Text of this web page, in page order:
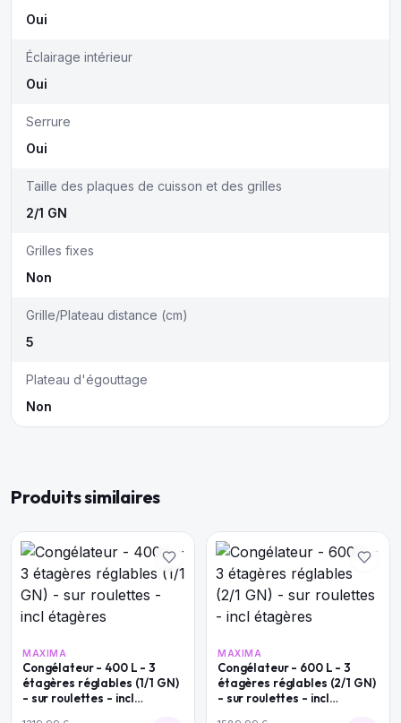
Oui
Éclairage intérieur
Oui
Serrure
Oui
Taille des plaques de cuisson et des grilles
2/1 GN
Grilles fixes
Non
Grille/Plateau distance (cm)
5
Plateau d'égouttage
Non
Produits similaires
MAXIMA
Congélateur - 400 L - 3
étagères réglables (1/1 GN)
- sur roulettes - incl
MAXIMA
Congélateur - 600 L - 3
étagères réglables (2/1 GN)
- sur roulettes - incl